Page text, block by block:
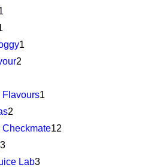
1
2
Flavours1
2
Checkmate12
3
Lab3